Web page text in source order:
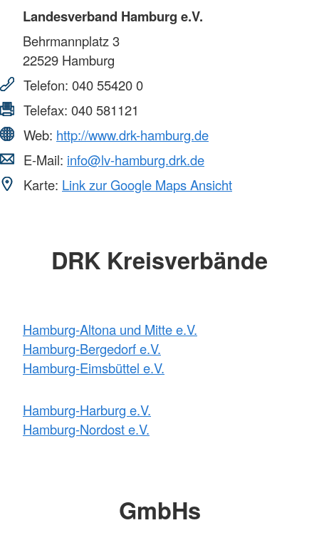
Landesverband Hamburg e.V.
Behrmannplatz 3
22529 Hamburg
Telefon: 040 55420 0
Telefax: 040 581121
Web: http://www.drk-hamburg.de
E-Mail: info@lv-hamburg.drk.de
Karte: Link zur Google Maps Ansicht
DRK Kreisverbände
Hamburg-Altona und Mitte e.V.
Hamburg-Bergedorf e.V.
Hamburg-Eimsbüttel e.V.
Hamburg-Harburg e.V.
Hamburg-Nordost e.V.
GmbHs